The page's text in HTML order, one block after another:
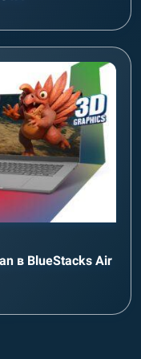
в BlueStacks Air